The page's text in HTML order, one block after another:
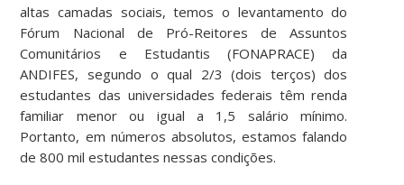
altas camadas sociais, temos o levantamento do
Fórum Nacional de Pró-Reitores de Assuntos
Comunitários e Estudantis (FONAPRACE) da
ANDIFES, segundo o qual 2/3 (dois terços) dos
estudantes das universidades federais têm renda
familiar menor ou igual a 1,5 salário mínimo.
Portanto, em números absolutos, estamos falando
de 800 mil estudantes nessas condições.